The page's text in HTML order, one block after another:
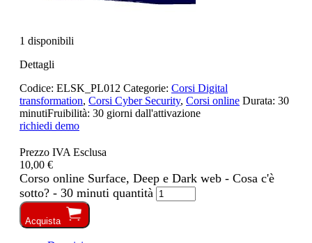
1 disponibili
Dettagli
Codice: ELSK_PL012 Categorie: Corsi Digital
transformation, Corsi Cyber Security, Corsi online Durata: 30
minutiFruibilità: 30 giorni dall'attivazione
richiedi demo
Prezzo IVA Esclusa
10,00 €
Corso online Surface, Deep e Dark web - Cosa c'è
sotto? - 30 minuti quantità
Acquista